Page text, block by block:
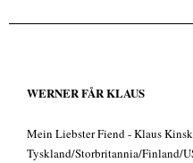
WERNER FÅR KLAUS
Mein Liebster Fiend - Klaus
Tyskland/Storbritannia/Finland/